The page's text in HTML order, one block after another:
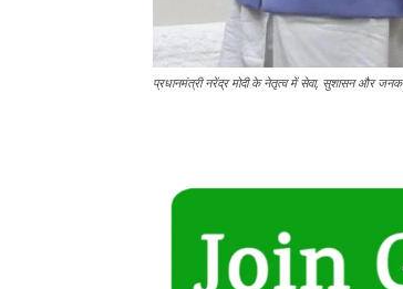
प्रधानमंत्री नरेंद्र मोदी के नेतृत्व में सेवा, सुशासन और